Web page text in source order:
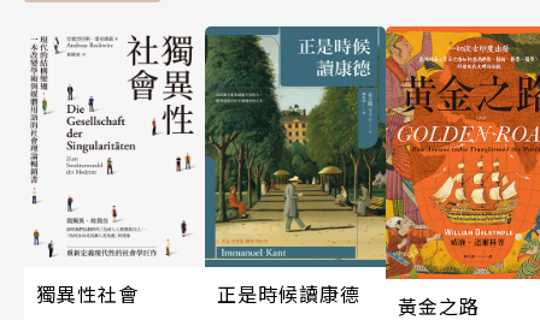
獨異性社會 正是時候讀康德 黃金之路